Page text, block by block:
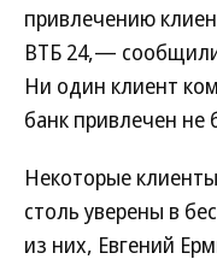
привлечению
ВТБ 24,— сообщили
Ни один клиент
банк привлечен не
Некоторые
столь уверены в
из них, Евгений